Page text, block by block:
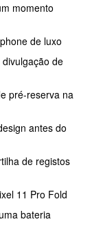
momento
de luxo
de
pré-reserva na
antes do
de registos
11 Pro Fold
bateria